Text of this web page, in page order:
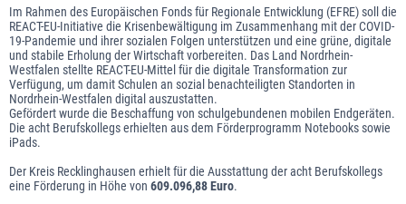
Im Rahmen des Europäischen Fonds für Regionale Entwicklung (EFRE) soll die
REACT-EU-Initiative die Krisenbewältigung im Zusammenhang mit der COVID-
19-Pandemie und ihrer sozialen Folgen unterstützen und eine grüne, digitale
und stabile Erholung der Wirtschaft vorbereiten. Das Land Nordrhein-
Westfalen stellte REACT-EU-Mittel für die digitale Transformation zur
Verfügung, um damit Schulen an sozial benachteiligten Standorten in
Nordrhein-Westfalen digital auszustatten.
Gefördert wurde die Beschaffung von schulgebundenen mobilen Endgeräten.
Die acht Berufskollegs erhielten aus dem Förderprogramm Notebooks sowie
iPads.
Der Kreis Recklinghausen erhielt für die Ausstattung der acht Berufskollegs
eine Förderung in Höhe von 609.096,88 Euro.